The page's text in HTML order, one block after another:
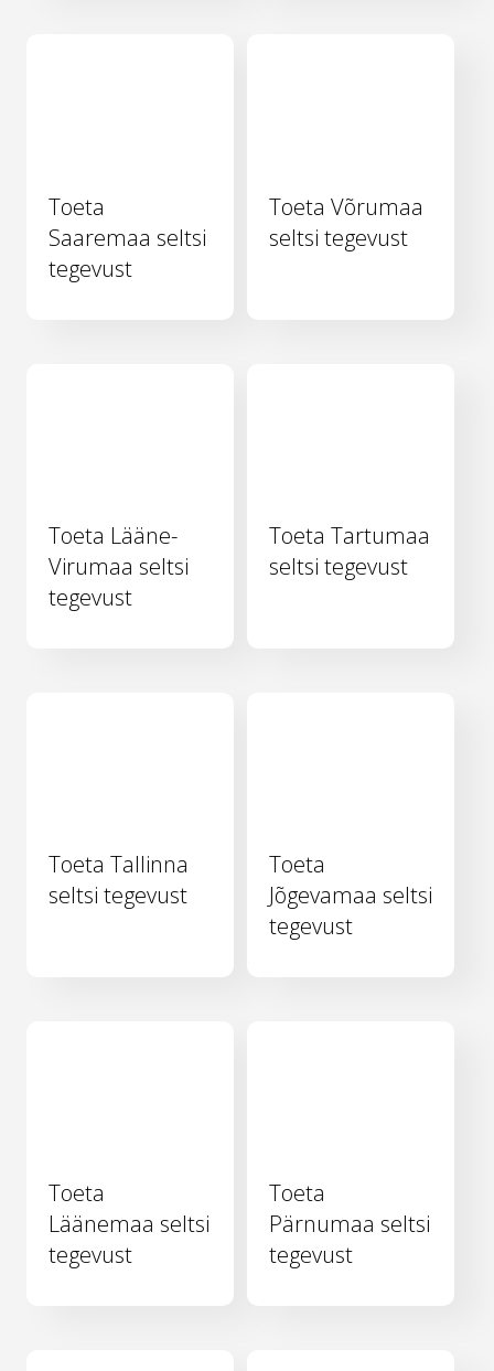
Toeta
Saaremaa seltsi
tegevust
Toeta Võrumaa
seltsi tegevust
Toeta Lääne-
Virumaa seltsi
tegevust
Toeta Tartumaa
seltsi tegevust
Toeta Tallinna
seltsi tegevust
Toeta
Jõgevamaa seltsi
tegevust
Toeta
Läänemaa seltsi
tegevust
Toeta
Pärnumaa seltsi
tegevust